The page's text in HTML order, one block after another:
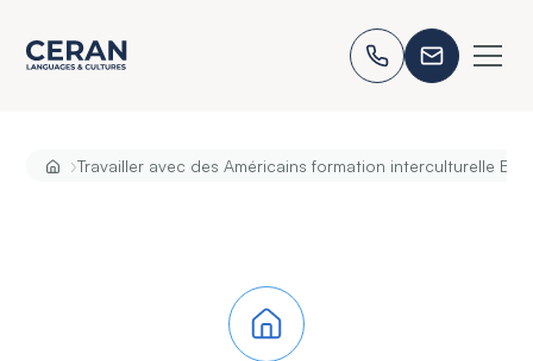
›Travailler avec des Américains formation interculturelle